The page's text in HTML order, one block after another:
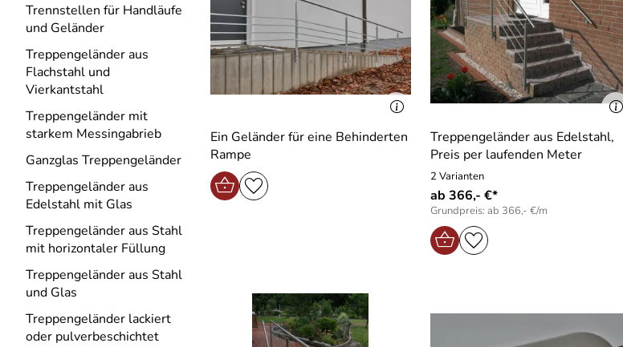
Trennstellen für Handläufe
und Geländer
Treppengeländer aus
Flachstahl und
Vierkantstahl
Treppengeländer mit
starkem Messingabrieb
Ganzglas Treppengeländer
Treppengeländer aus
Edelstahl mit Glas
Treppengeländer aus Stahl
mit horizontaler Füllung
Treppengeländer aus Stahl
und Glas
Treppengeländer lackiert
oder pulverbeschichtet
Ein Geländer für eine Behinderten
Rampe
Treppengeländer aus Edelstahl,
Preis per laufenden Meter
2 Varianten
ab 366,- €*
Grundpreis: ab 366,- €/m